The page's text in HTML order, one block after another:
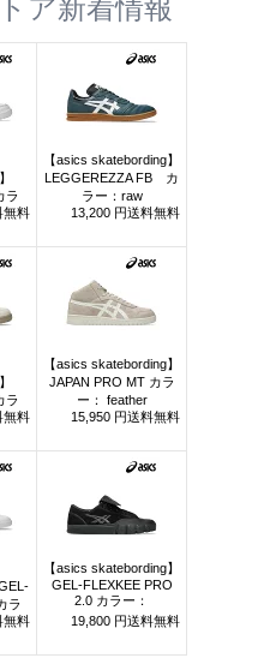
ア新着情報